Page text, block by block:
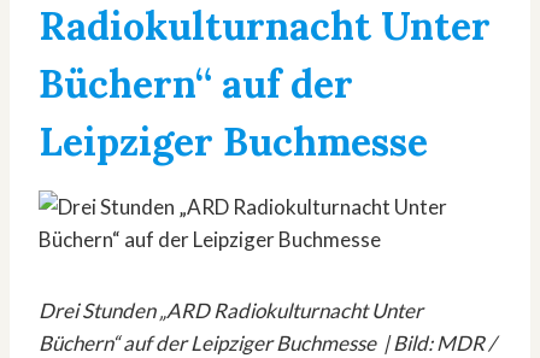
Radiokulturnacht Unter
Büchern“ auf der
Leipziger Buchmesse
Drei Stunden „ARD Radiokulturnacht Unter
Büchern“ auf der Leipziger Buchmesse | Bild: MDR /